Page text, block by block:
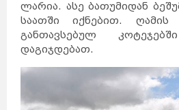
ლარია. ასე ბათუმიდან
საათში იქნებით. ღამის
განთავსებულ
დაგიჯდებათ.